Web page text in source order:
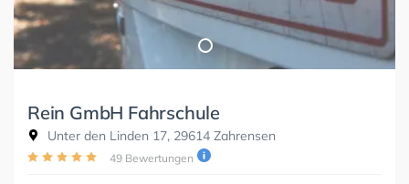
Rein GmbH Fahrschule
Unter den Linden 17, 29614 Zahrensen
49 Bewertungen